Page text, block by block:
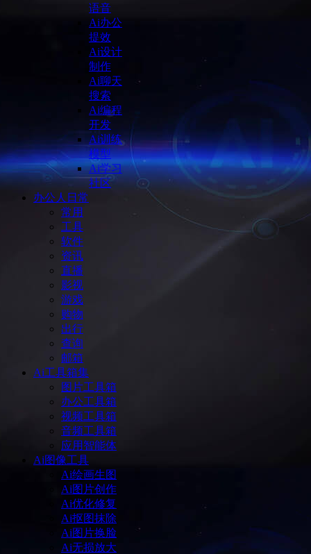
语音
Ai办公
提效
Ai设计
制作
Ai聊天
搜索
Ai编程
开发
Ai训练
模型
Ai学习
社区
办公人日常
常用
工具
软件
资讯
直播
影视
游戏
购物
出行
查询
邮箱
Ai工具箱集
图片工具箱
办公工具箱
视频工具箱
音频工具箱
应用智能体
Ai图像工具
Ai绘画生图
Ai图片创作
Ai优化修复
Ai抠图抹除
Ai图片换脸
Ai无损放大